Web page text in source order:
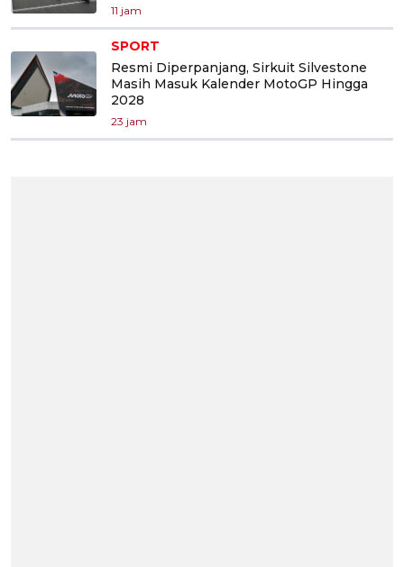
11 jam
SPORT
Resmi Diperpanjang, Sirkuit Silvestone
Masih Masuk Kalender MotoGP Hingga
2028
23 jam